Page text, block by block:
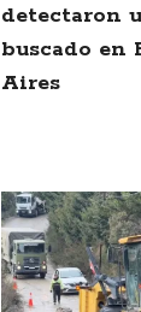
detectaron
buscado en
Aires